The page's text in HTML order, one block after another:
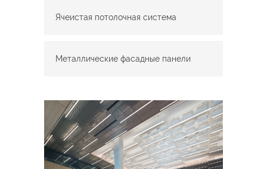
Ячеистая потолочная система
Металлические фасадные панели